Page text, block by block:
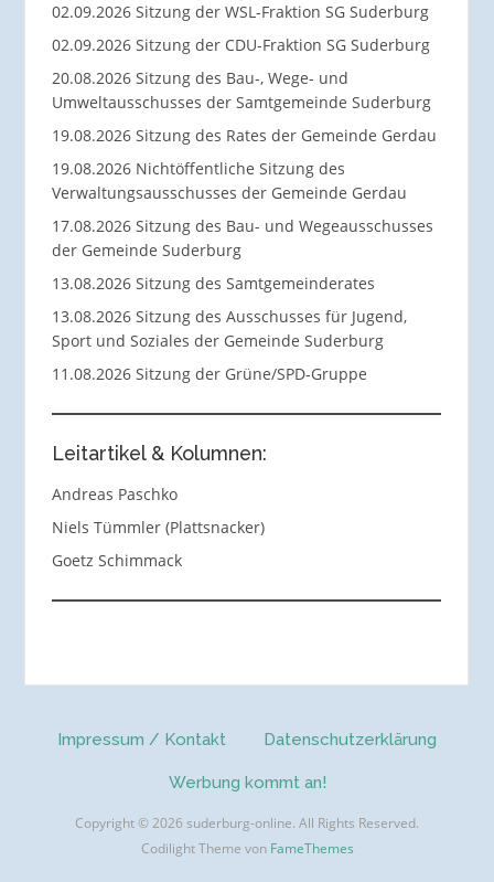
02.09.2026 Sitzung der WSL-Fraktion SG Suderburg
02.09.2026 Sitzung der CDU-Fraktion SG Suderburg
20.08.2026 Sitzung des Bau-, Wege- und
Umweltausschusses der Samtgemeinde Suderburg
19.08.2026 Sitzung des Rates der Gemeinde Gerdau
19.08.2026 Nichtöffentliche Sitzung des
Verwaltungsausschusses der Gemeinde Gerdau
17.08.2026 Sitzung des Bau- und Wegeausschusses
der Gemeinde Suderburg
13.08.2026 Sitzung des Samtgemeinderates
13.08.2026 Sitzung des Ausschusses für Jugend,
Sport und Soziales der Gemeinde Suderburg
11.08.2026 Sitzung der Grüne/SPD-Gruppe
Leitartikel & Kolumnen:
Andreas Paschko
Niels Tümmler (Plattsnacker)
Goetz Schimmack
Impressum / Kontakt Datenschutzerklärung
Werbung kommt an!
Copyright © 2026 suderburg-online. All Rights Reserved.
Codilight Theme von FameThemes